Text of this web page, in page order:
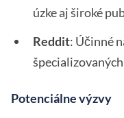
úzke aj široké
Reddit: Účinné
Potenciálne výzvy